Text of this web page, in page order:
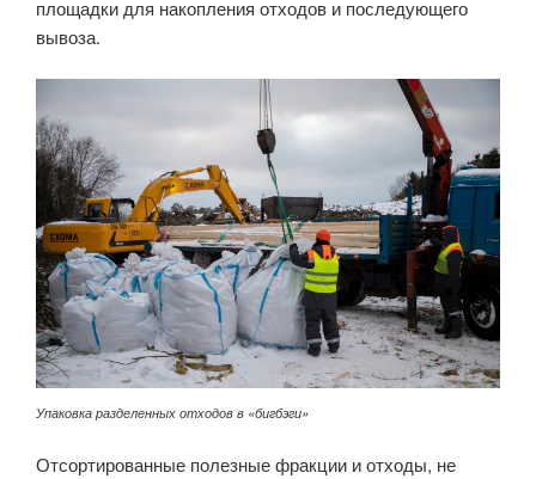
площадки для накопления отходов и последующего
вывоза.
Упаковка разделенных отходов в «бигбэги»
Отсортированные полезные фракции и отходы, не